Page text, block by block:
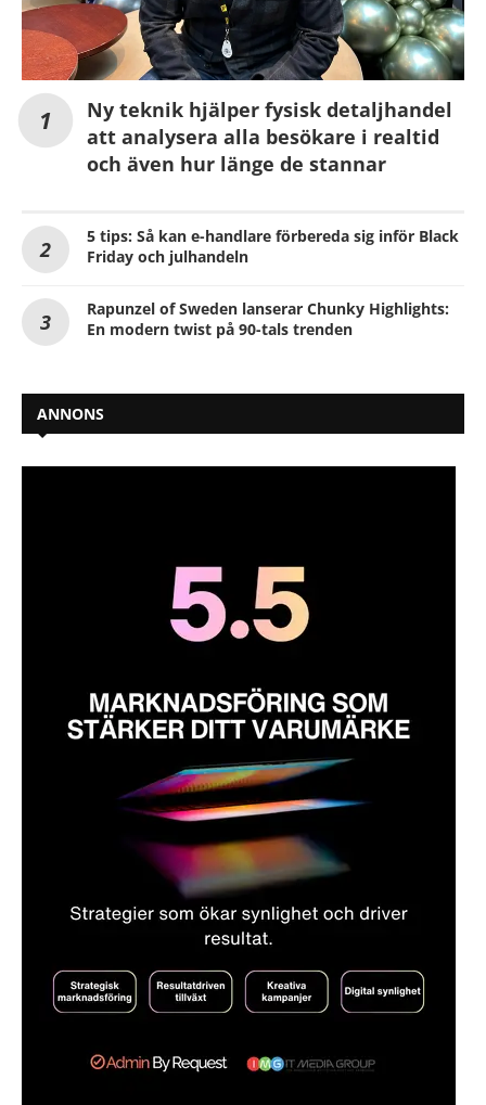
Ny teknik hjälper fysisk detaljhandel
att analysera alla besökare i realtid
och även hur länge de stannar
5 tips: Så kan e-handlare förbereda sig inför Black
Friday och julhandeln
Rapunzel of Sweden lanserar Chunky Highlights:
En modern twist på 90-tals trenden
ANNONS